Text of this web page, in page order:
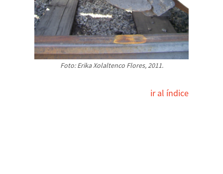
Foto: Erika Xolaltenco Flores, 2011.
ir al índice